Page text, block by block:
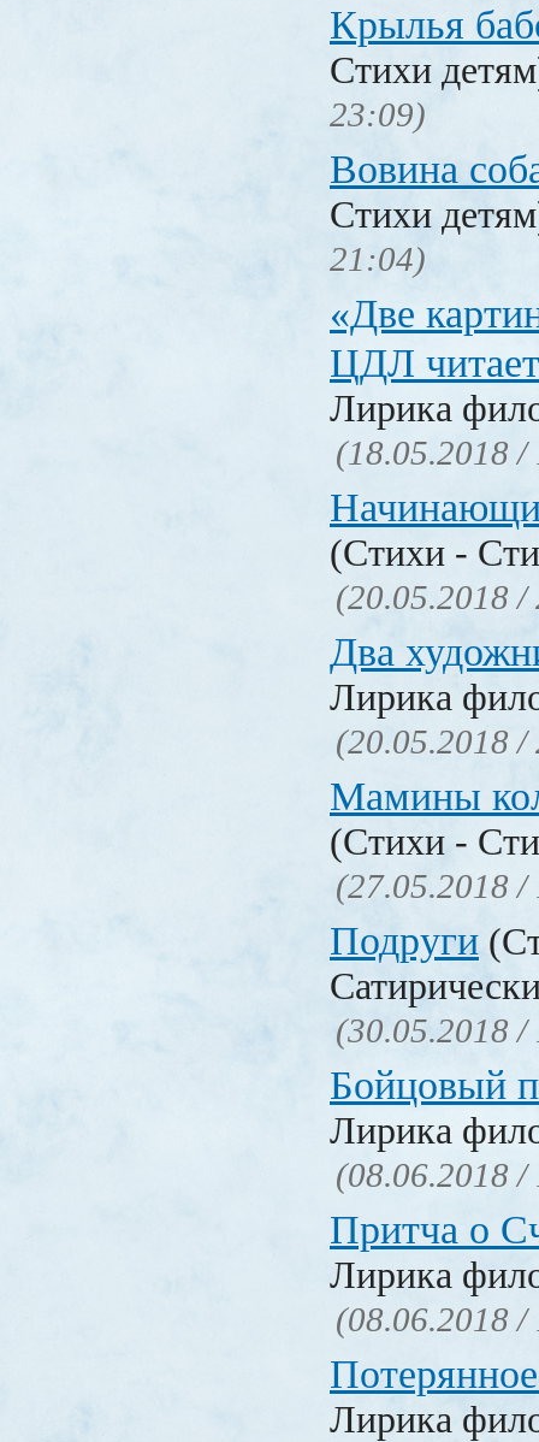
Крылья
Стихи
23:09)
Вовина
Стихи
21:04)
«Две
ЦДЛ
Лирика
(18.05.2018 /
(Стихи -
(20.05.2018 /
Два
Лирика
(20.05.2018 /
Мамины
(Стихи -
(27.05.2018 /
Подруги
(30.05.2018 /
Бойцовый
Лирика
(08.06.2018 /
Притча о
Лирика
(08.06.2018 /
Лирика